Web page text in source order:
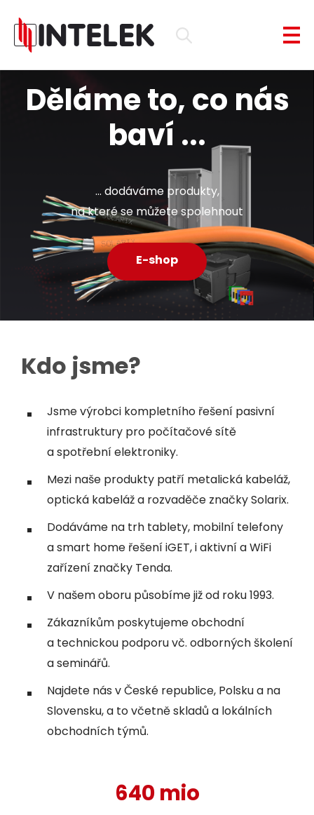
Děláme to, co nás
baví ...
... dodáváme produkty,
na které se můžete spolehnout
E-shop
Kdo jsme?
Jsme výrobci kompletního řešení pasivní
infrastruktury pro počítačové sítě
a spotřební elektroniky.
Mezi naše produkty patří metalická kabeláž,
optická kabeláž a rozvaděče značky Solarix.
Dodáváme na trh tablety, mobilní telefony
a smart home řešení iGET, i aktivní a WiFi
zařízení značky Tenda.
V našem oboru působíme již od roku 1993.
Zákazníkům poskytujeme obchodní
a technickou podporu vč. odborných školení
a seminářů.
Najdete nás v České republice, Polsku a na
Slovensku, a to včetně skladů a lokálních
obchodních týmů.
640 mio